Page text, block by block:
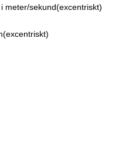
meter/sekund(excentriskt)